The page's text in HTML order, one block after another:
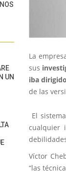
La
sus
iba
de las
El
cualquier
Víctor
“las
UN